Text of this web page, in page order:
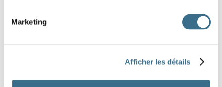
Marketing
Afficher les détails